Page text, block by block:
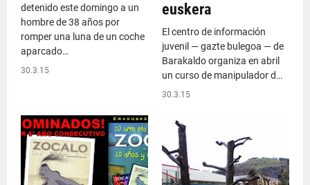
detenido este domingo a un
hombre de 38 años por
romper una luna de un coche
aparcado…
30.3.15
euskera
El centro de información
juvenil — gazte bulegoa — de
Barakaldo organiza en abril
un curso de manipulador d…
30.3.15